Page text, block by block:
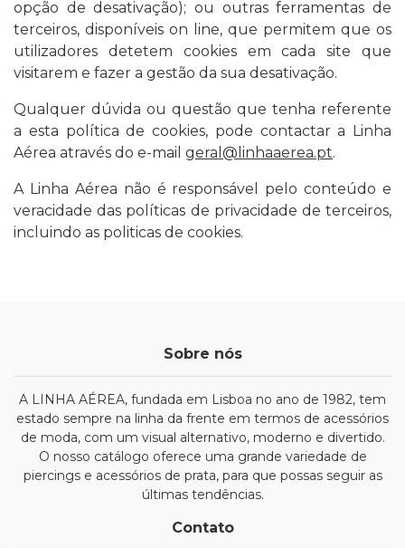
opção de desativação); ou outras ferramentas de
terceiros, disponíveis on line, que permitem que os
utilizadores detetem cookies em cada site que
visitarem e fazer a gestão da sua desativação.
Qualquer dúvida ou questão que tenha referente
a esta política de cookies, pode contactar a Linha
Aérea através do e-mail geral@linhaaerea.pt.
A Linha Aérea não é responsável pelo conteúdo e
veracidade das políticas de privacidade de terceiros,
incluindo as politicas de cookies.
Sobre nós
A LINHA AÉREA, fundada em Lisboa no ano de 1982, tem
estado sempre na linha da frente em termos de acessórios
de moda, com um visual alternativo, moderno e divertido.
O nosso catálogo oferece uma grande variedade de
piercings e acessórios de prata, para que possas seguir as
últimas tendências.
Contato